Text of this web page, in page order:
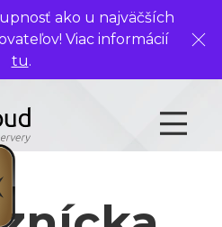
ako u najväčších
Viac informácií
tu.